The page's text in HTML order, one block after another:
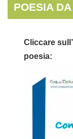
POESIA
Cliccare
poesia: